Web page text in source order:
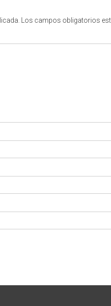
Los campos obligatorios